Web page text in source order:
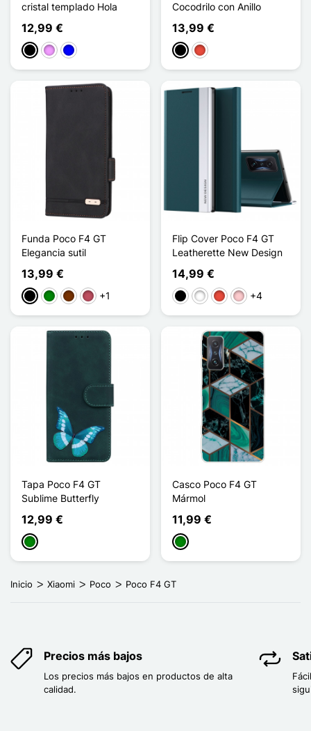
cristal templado Hola
12,99 €
NegroMorado claro
Azul
Cocodrilo con Anillo
13,99 €
NegroRojo
Funda Poco F4 GT
Elegancia sutil
13,99 €
NegroVerdeCaféRosa oscuro
+1
Flip Cover Poco F4 GT
Leatherette New Design
14,99 €
NegroBlancoRojoRosa+4
Tapa Poco F4 GT
Sublime Butterfly
12,99 €
Verde
Casco Poco F4 GT
Mármol
11,99 €
Verde
Inicio Xiaomi Poco Poco F4 GT
Precios más bajos
Los precios más bajos en productos de alta
calidad.